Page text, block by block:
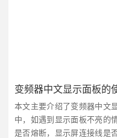
本文主要介绍了变频器中文
中，如遇到显示面板不亮的
是否熔断，显示屏连接线是